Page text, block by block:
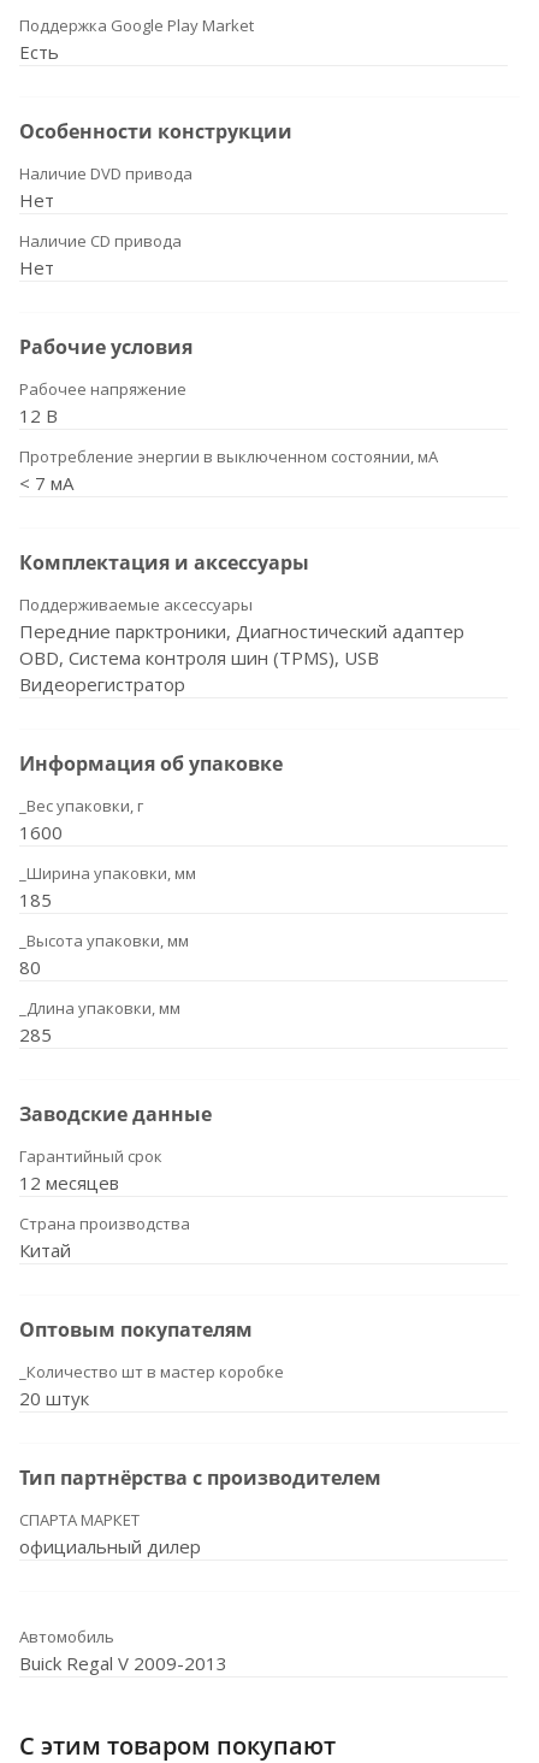
Поддержка Google Play Market
Есть
Особенности конструкции
Наличие DVD привода
Нет
Наличие CD привода
Нет
Рабочие условия
Рабочее напряжение
12 В
Протребление энергии в выключенном состоянии, мА
< 7 мА
Комплектация и аксессуары
Поддерживаемые аксессуары
Передние парктроники, Диагностический адаптер
OBD, Система контроля шин (TPMS), USB
Видеорегистратор
Информация об упаковке
_Вес упаковки, г
1600
_Ширина упаковки, мм
185
_Высота упаковки, мм
80
_Длина упаковки, мм
285
Заводские данные
Гарантийный срок
12 месяцев
Страна производства
Китай
Оптовым покупателям
_Количество шт в мастер коробке
20 штук
Тип партнёрства с производителем
СПАРТА МАРКЕТ
официальный дилер
Автомобиль
Buick Regal V 2009-2013
С этим товаром покупают